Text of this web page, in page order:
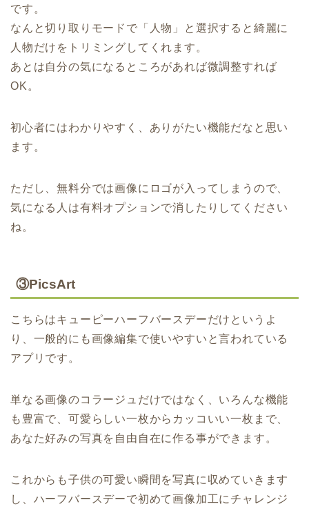
です。
なんと切り取りモードで「人物」と選択すると綺麗に
人物だけをトリミングしてくれます。
あとは自分の気になるところがあれば微調整すれば
OK。
初心者にはわかりやすく、ありがたい機能だなと思い
ます。
ただし、無料分では画像にロゴが入ってしまうので、
気になる人は有料オプションで消したりしてください
ね。
③PicsArt
こちらはキューピーハーフバースデーだけというよ
り、一般的にも画像編集で使いやすいと言われている
アプリです。
単なる画像のコラージュだけではなく、いろんな機能
も豊富で、可愛らしい一枚からカッコいい一枚まで、
あなた好みの写真を自由自在に作る事ができます。
これからも子供の可愛い瞬間を写真に収めていきます
し、ハーフバースデーで初めて画像加工にチャレンジ